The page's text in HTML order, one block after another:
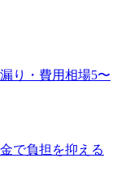
り・費用相場5〜
で負担を抑える